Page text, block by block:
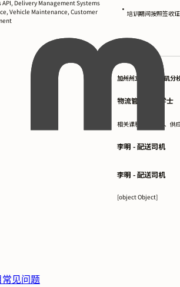
API, Delivery Management Systems
Vehicle Maintenance, Customer
• 培训期间按照签收
教育背景
加州州立大学洛杉矶分
物流管理理学学士
相关课程：运筹学、供
李明 - 配送司机
李明 - 配送司机
[object Object]
常见问题